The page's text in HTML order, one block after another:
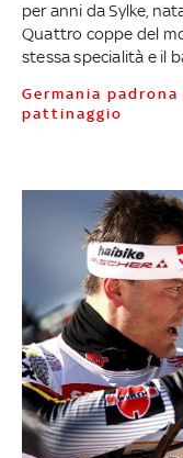
per anni da Sylke,
Quattro coppe del
stessa specialità e il
Germania padrona dello slittino.Cina due ori nel
pattinaggio